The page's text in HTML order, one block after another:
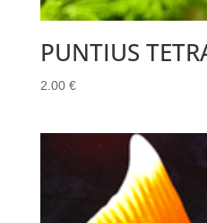
PUNTIUS
2.00 €